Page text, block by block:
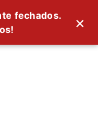
×
fechados.